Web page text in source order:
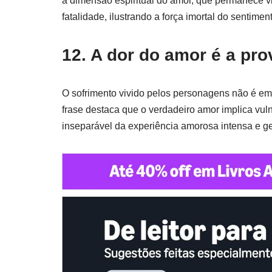
fatalidade, ilustrando a força imortal do
12. A dor do amor é a
O sofrimento vivido pelos personagens não é
frase destaca que o verdadeiro amor implica
inseparável da experiência amorosa intensa e